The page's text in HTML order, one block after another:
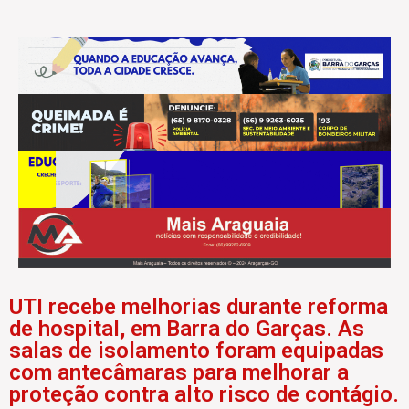
UTI recebe melhorias durante reforma
de hospital, em Barra do Garças. As
salas de isolamento foram equipadas
com antecâmaras para melhorar a
proteção contra alto risco de contágio.